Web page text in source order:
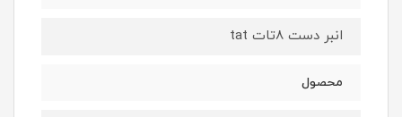
انبر دست 8تات tat
محصول